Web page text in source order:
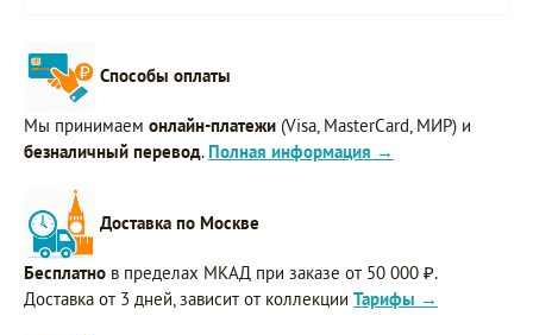
Способы оплаты
Мы принимаем онлайн-платежи (Visa, MasterCard, МИР) и
безналичный перевод. Полная информация →
Доставка по Москве
Бесплатно в пределах МКАД при заказе от 50 000 ₽.
Доставка от 3 дней, зависит от коллекции Тарифы →